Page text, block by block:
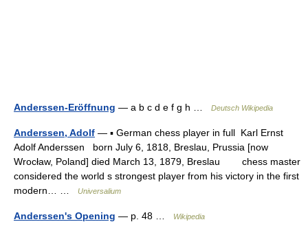
Anderssen-Eröffnung — a b c d e f g h … Deutsch Wikipedia
Anderssen, Adolf — ▪ German chess player in full Karl Ernst
Adolf Anderssen born July 6, 1818, Breslau, Prussia [now
Wrocław, Poland] died March 13, 1879, Breslau chess master
considered the world s strongest player from his victory in the first
modern… …
Universalium
Anderssen's Opening — p. 48 … Wikipedia